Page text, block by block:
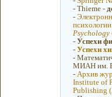
- Thieme -
-
психологии
- Успехи
- Успехи
-
МИАН им.
- Архив
Institute of
Publishing